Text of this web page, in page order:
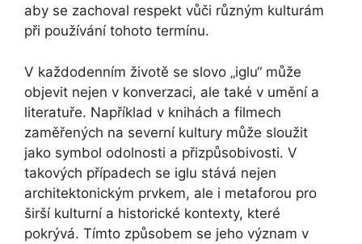
aby se zachoval respekt vůči různým kulturám
při používání tohoto termínu.
V každodenním životě se slovo „iglu“ může
objevit nejen v konverzaci, ale také v umění a
literatuře. Například v knihách a filmech
zaměřených na severní kultury může sloužit
jako symbol odolnosti a přizpůsobivosti. V
takových případech se iglu stává nejen
architektonickým prvkem, ale i metaforou pro
širší kulturní a historické kontexty, které
pokrývá. Tímto způsobem se jeho význam v